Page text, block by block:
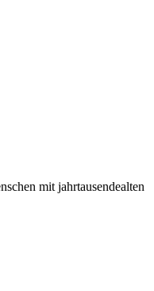
mit jahrtausendealten